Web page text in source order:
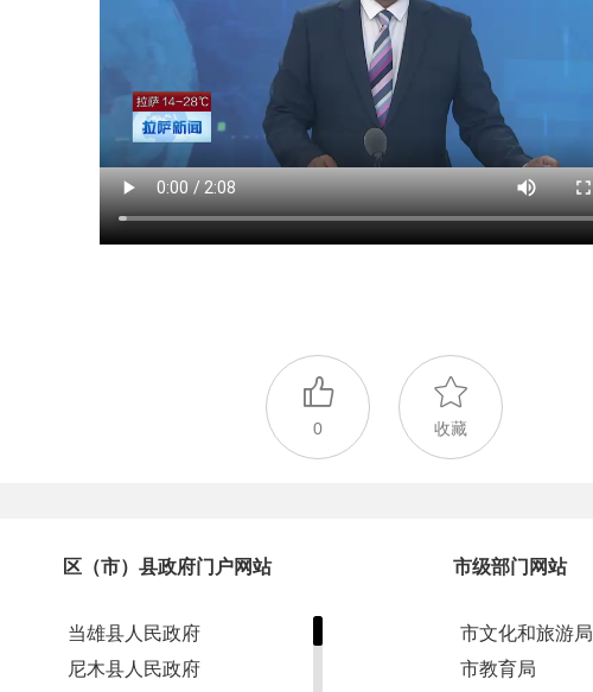
0 收藏
区（市）县政府门户网站 市级部门网站
当雄县人民政府
尼木县人民政府
市文化和旅游局
市教育局